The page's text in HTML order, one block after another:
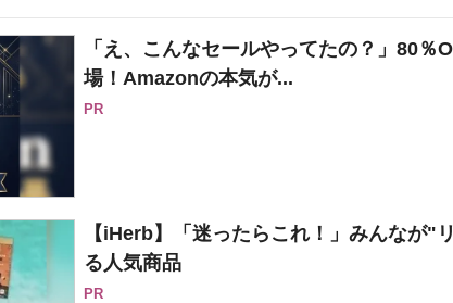
「え、こんなセールやってたの？」80％
場！Amazonの本気が...
PR
【iHerb】「迷ったらこれ！」みんなが"
る人気商品
PR